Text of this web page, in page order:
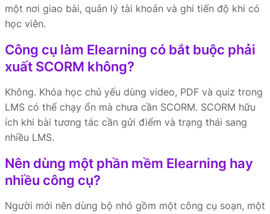
một nơi giao bài, quản lý tài khoản và ghi tiến độ khi có
học viên.
Công cụ làm Elearning có bắt buộc phải
xuất SCORM không?
Không. Khóa học chủ yếu dùng video, PDF và quiz trong
LMS có thể chạy ổn mà chưa cần SCORM. SCORM hữu
ích khi bài tương tác cần gửi điểm và trạng thái sang
nhiều LMS.
Nên dùng một phần mềm Elearning hay
nhiều công cụ?
Người mới nên dùng bộ nhỏ gồm một công cụ soạn, một